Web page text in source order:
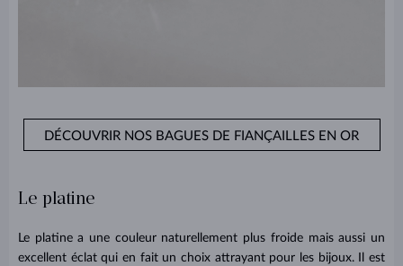
DÉCOUVRIR NOS BAGUES DE FIANÇAILLES EN OR
Le platine
Le platine a une couleur naturellement plus froide mais aussi un
excellent éclat qui en fait un choix attrayant pour les bijoux. Il est